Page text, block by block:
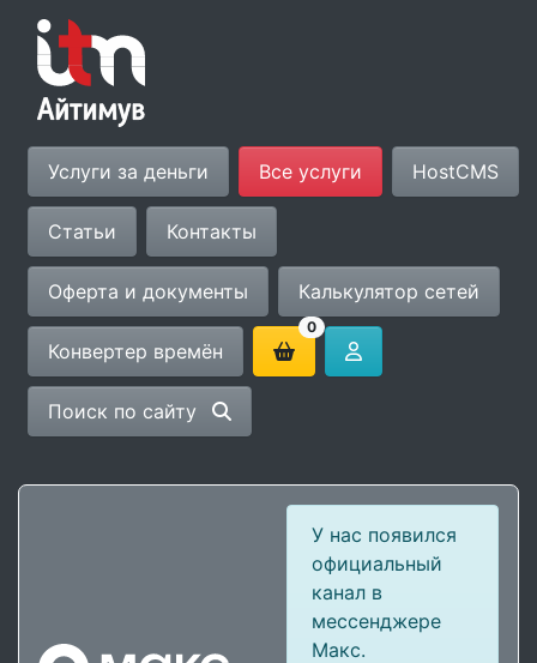
Услуги за деньги Все услуги HostCMS
Статьи Контакты
Оферта и документы Калькулятор сетей
Конвертер времён
0
Поиск по сайту
У нас появился
официальный
канал в
мессенджере
Макс.